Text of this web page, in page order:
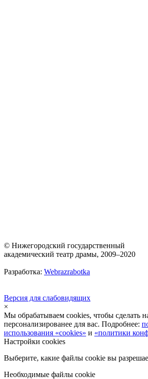
© Нижегородский государственный
академический театр драмы, 2009–2020
Разработка: Webrazrabotka
Версия для слабовидящих
×
Мы обрабатываем cookies, чтобы сделать
персонализированее для вас. Подробнее:
использования «cookies» и «политики
Настройки cookies
Выберите, какие файлы cookie вы
Необходимые файлы cookie